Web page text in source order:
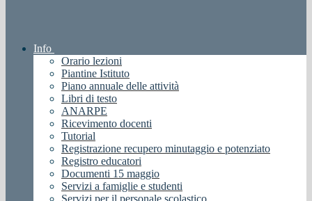
Info
Orario lezioni
Piantine Istituto
Piano annuale delle attività
Libri di testo
ANARPE
Ricevimento docenti
Tutorial
Registrazione recupero minutaggio e potenziato
Registro educatori
Documenti 15 maggio
Servizi a famiglie e studenti